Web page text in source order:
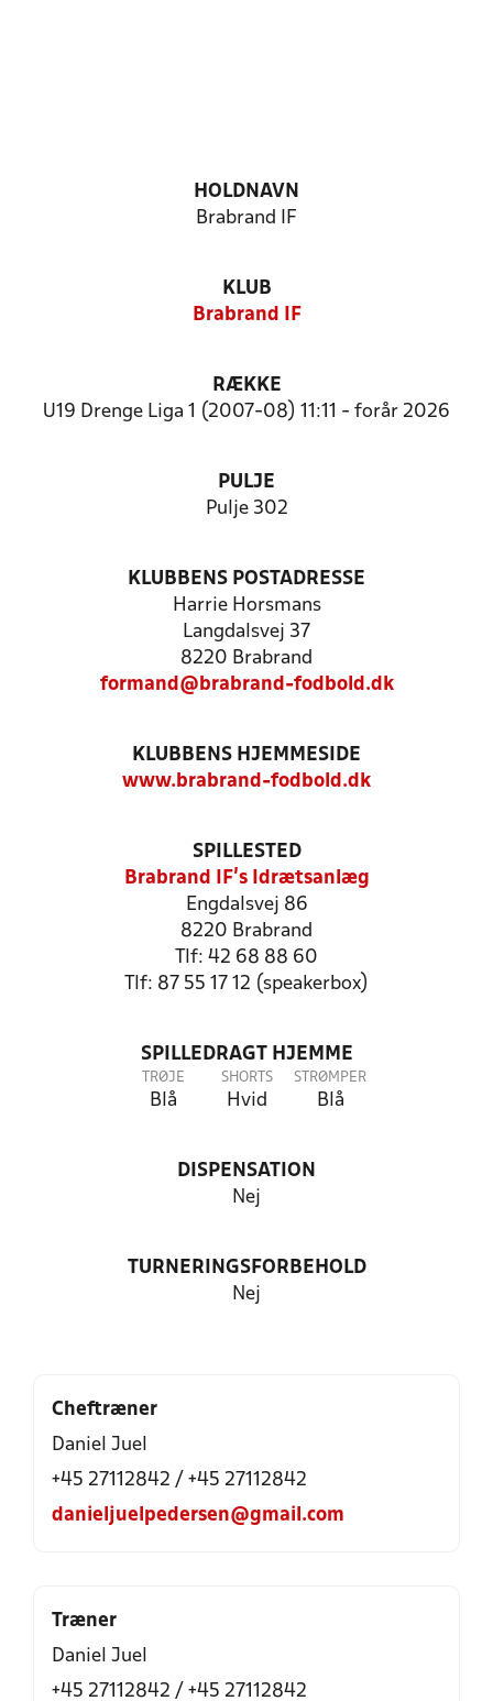
HOLDNAVN
Brabrand IF
KLUB
Brabrand IF
RÆKKE
U19 Drenge Liga 1 (2007-08) 11:11 - forår 2026
PULJE
Pulje 302
KLUBBENS POSTADRESSE
Harrie Horsmans
Langdalsvej 37
8220 Brabrand
formand@brabrand-fodbold.dk
KLUBBENS HJEMMESIDE
www.brabrand-fodbold.dk
SPILLESTED
Brabrand IF's Idrætsanlæg
Engdalsvej 86
8220 Brabrand
Tlf: 42 68 88 60
Tlf: 87 55 17 12 (speakerbox)
SPILLEDRAGT HJEMME
TRØJE
Blå
SHORTS
Hvid
STRØMPER
Blå
DISPENSATION
Nej
TURNERINGSFORBEHOLD
Nej
Cheftræner
Daniel Juel
+45 27112842 / +45 27112842
danieljuelpedersen@gmail.com
Træner
Daniel Juel
+45 27112842 / +45 27112842